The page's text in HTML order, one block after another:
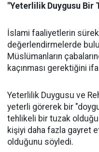
"Yeterlilik Duygusu Bir
İslami faaliyetlerin
değerlendirmelerde
Müslümanların
kaçınması gerektiğini
Yeterlilik Duygusu ve
yeterli görerek bir
tehlikeli bir tuzak
kişiyi daha fazla gayret
olduğunu söyledi.